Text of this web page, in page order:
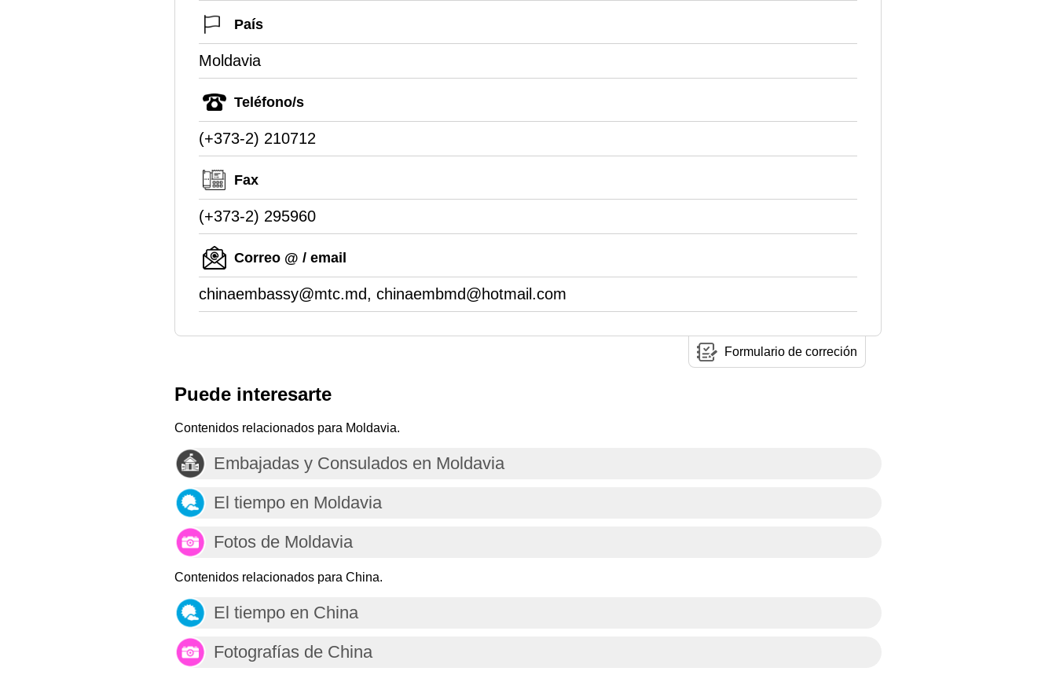
País
Moldavia
Teléfono/s
(+373-2) 210712
Fax
(+373-2) 295960
Correo @ / email
chinaembassy@mtc.md, chinaembmd@hotmail.com
Formulario de correción
Puede interesarte
Contenidos relacionados para Moldavia.
Embajadas y Consulados en Moldavia
El tiempo en Moldavia
Fotos de Moldavia
Contenidos relacionados para China.
El tiempo en China
Fotografías de China